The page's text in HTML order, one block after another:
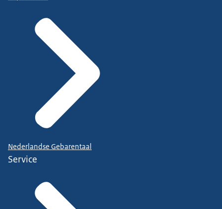
Nederlandse Gebarentaal
Service